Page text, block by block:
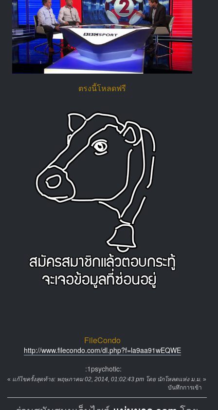
ตรงนี้โหลดฟรี
FileCondo
http://www.filecondo.com/dl.php?f=la9aa91wEQWE
:1psychotic:
« แก้ไขครั้งสุดท้าย: พฤษภาคม 02, 2014, 01:02:43 pm โดย นักโหลดแห่ง ม.ม. »
บันทึกการเข้า